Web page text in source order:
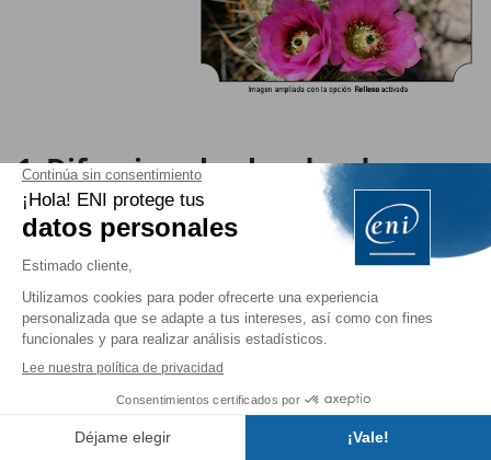
Difuminar los bordes de una
imagen
Se trata de hacer que los bordes de una imagen sean
más o menos transparentes.
Seleccione la imagen y, si es preciso, active la
pestaña contextual
Haga clic en el botón Efectos de la imagen
Estilos de imageny señale la
opciónBordes suaves